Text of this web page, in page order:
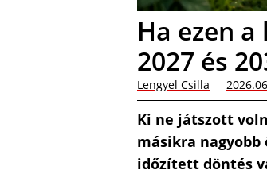
Ha ezen
2027 és
Lengyel Csilla
Ki ne játszott
másikra nagyobb
időzített döntés